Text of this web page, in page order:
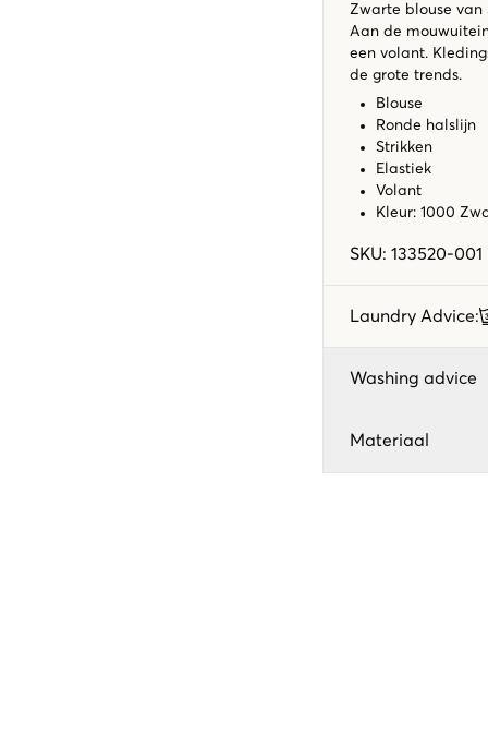
Zwarte blouse van
Aan de
een volant.
de grote trends.
Blouse
Ronde halslijn
Strikken
Elastiek
Volant
Kleur: 1000
SKU: 133520-001
Laundry Advice:
Washing advice
Materiaal